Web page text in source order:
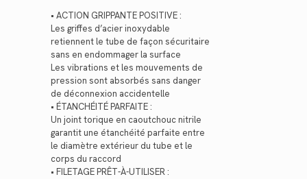
• ACTION GRIPPANTE POSITIVE :
Les griffes d’acier inoxydable
retiennent le tube de façon sécuritaire
sans en endommager la surface
Les vibrations et les mouvements de
pression sont absorbés sans danger
de déconnexion accidentelle
• ÉTANCHÉITÉ PARFAITE :
Un joint torique en caoutchouc nitrile
garantit une étanchéité parfaite entre
le diamètre extérieur du tube et le
corps du raccord
• FILETAGE PRÊT-À-UTILISER :